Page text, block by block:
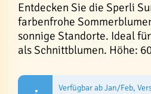
Entdecken Sie die Sperli
farbenfrohe
sonnige Standorte. Ideal
als Schnittblumen. Höhe:
Verfügbar ab Jan/Feb,